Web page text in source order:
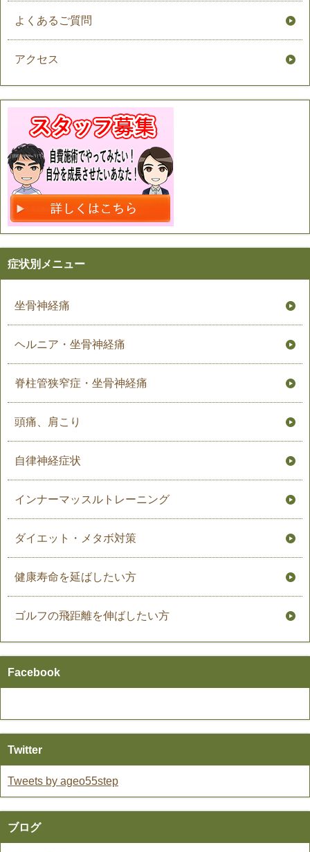
よくあるご質問
アクセス
症状別メニュー
坐骨神経痛
ヘルニア・坐骨神経痛
脊柱管狭窄症・坐骨神経痛
頭痛、肩こり
自律神経症状
インナーマッスルトレーニング
ダイエット・メタボ対策
健康寿命を延ばしたい方
ゴルフの飛距離を伸ばしたい方
Facebook
Twitter
Tweets by ageo55step
ブログ